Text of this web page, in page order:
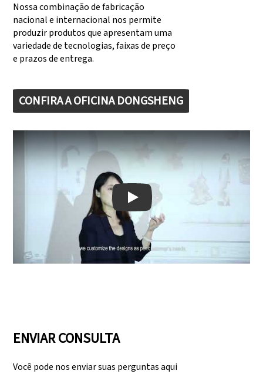
Nossa combinação de fabricação
nacional e internacional nos permite
produzir produtos que apresentam uma
variedade de tecnologias, faixas de preço
e prazos de entrega.
CONFIRA A OFICINA DONGSHENG
Play: Keynote (Google I/O '18)
ENVIAR CONSULTA
Você pode nos enviar suas perguntas aqui